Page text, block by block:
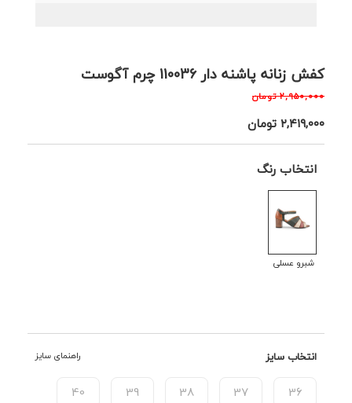
کفش زنانه پاشنه دار 110036 چرم آگوست
۲,۹۵۰,۰۰۰ تومان
۲,۴۱۹,۰۰۰تومان
انتخاب رنگ
شبرو عسلی
انتخاب سایز راهنمای سایز
36
37
38
39
40